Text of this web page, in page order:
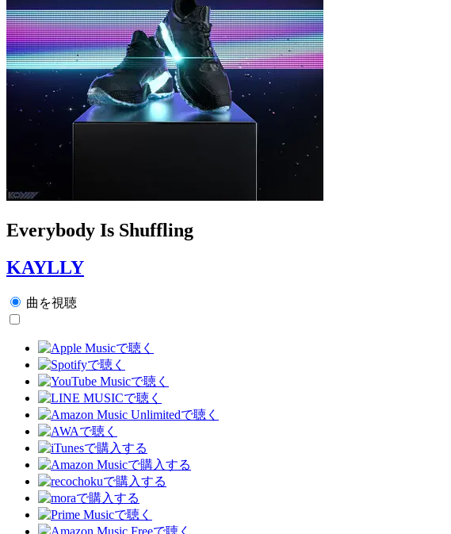
Everybody Is Shuffling
KAYLLY
曲を視聴